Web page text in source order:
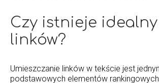
Czy istnieje
linków?
Umieszczanie linków w tekście jest
podstawowych elementów